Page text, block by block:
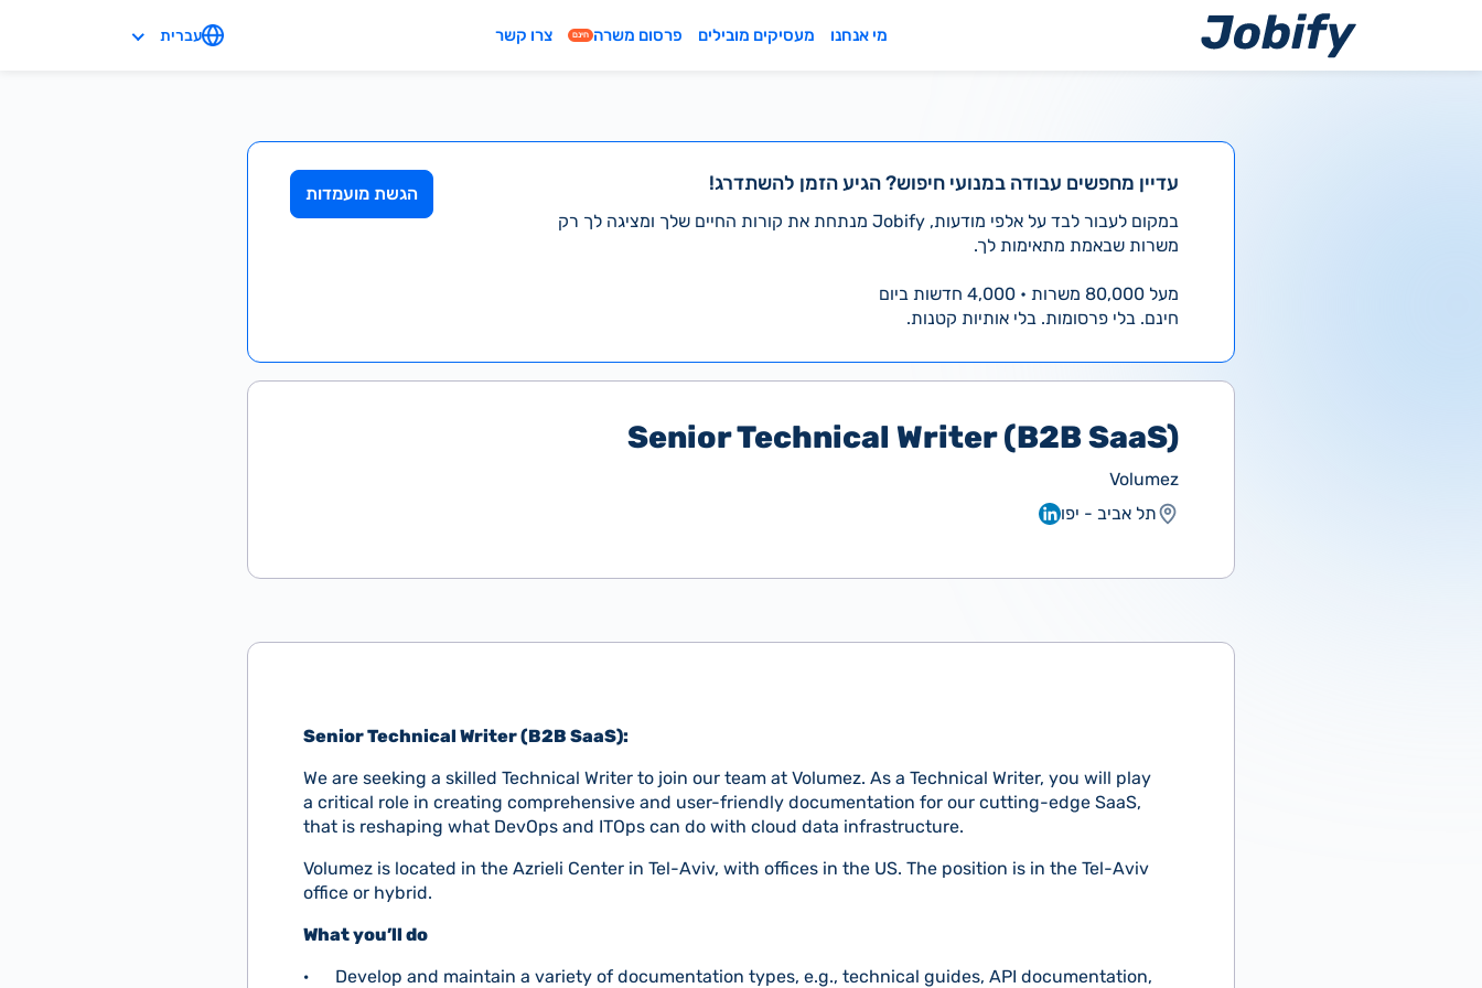
מי אנחנו מעסיקים מובילים פרסום משרה חינם צרו קשר עברית
עדיין מחפשים עבודה במנועי חיפוש? הגיע הזמן להשתדרג!
במקום לעבור לבד על אלפי מודעות, Jobify מנתחת את קורות החיים שלך ומציגה לך רק
משרות שבאמת מתאימות לך.
מעל 80,000 משרות • 4,000 חדשות ביום
חינם. בלי פרסומות. בלי אותיות קטנות.
הגשת מועמדות
Senior Technical Writer (B2B SaaS)
Volumez
תל אביב - יפו
Senior Technical Writer (B2B SaaS):
We are seeking a skilled Technical Writer to join our team at Volumez. As a Technical Writer, you will play
a critical role in creating comprehensive and user-friendly documentation for our cutting-edge SaaS,
that is reshaping what DevOps and ITOps can do with cloud data infrastructure.
Volumez is located in the Azrieli Center in Tel-Aviv, with offices in the US. The position is in the Tel-Aviv
office or hybrid.
What you’ll do
· Develop and maintain a variety of documentation types, e.g., technical guides, API documentation,